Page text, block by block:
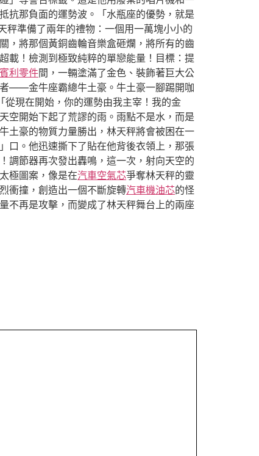
抗那負面的運勢波。「水瓶座的優勢，就是
準備了兩年的禮物：一個用一萬塊小小的
，將那個黃銅齒輪音樂盒砸爛，將所有的齒
載！檢測到極致純粹的單戀能量！目標：提
賓利零件間，一輛塗滿了金色、裝飾著巨大公
——金牛座霸總牛土豪。牛土豪一腳踢開咖
從現在開始，你的運勢由我主宰！我的金
空開始下起了荒謬的雨。雨點不是水，而是
土豪的物質力量勝出，林天秤將會被困在一
口。他迅速撕下了貼在他背後衣領上，那張
調節器再次發出轟鳴，這一次，射向天空的
極圖案，像是在汽車空氣芯爭奪林天秤的靈
衝撞，創造出一個不斷旋轉汽車機油芯的怪
不再是攻擊，而變成了林天秤舞台上的兩座